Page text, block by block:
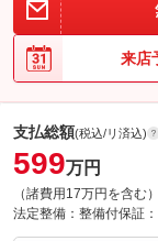
来店
支払総額(税込/リ済込)
599万円
（諸費用17万円を含む）
法定整備： 整備付保証：